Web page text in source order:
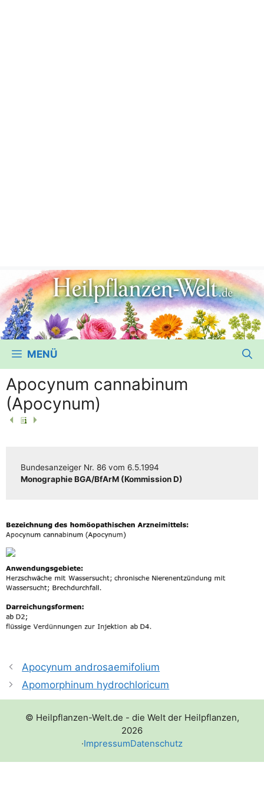
MENÜ
Apocynum cannabinum
(Apocynum)
Bun­des­an­zei­ger Nr. 86 vom 6.5.1994
Mono­gra­phie BGA/​​BfArM (Kom­mis­si­on D)
Apocynum androsaemifolium
Apomorphinum hydrochloricum
© Heilpflanzen-Welt.de - die Welt der Heilpflanzen,
2026
·ImpressumDatenschutz